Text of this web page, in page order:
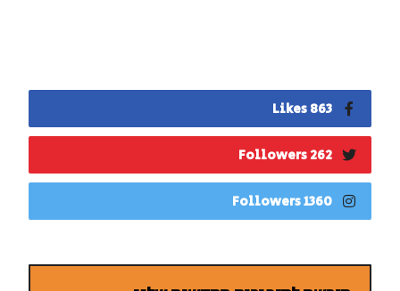
863 Likes
262 Followers
1360 Followers